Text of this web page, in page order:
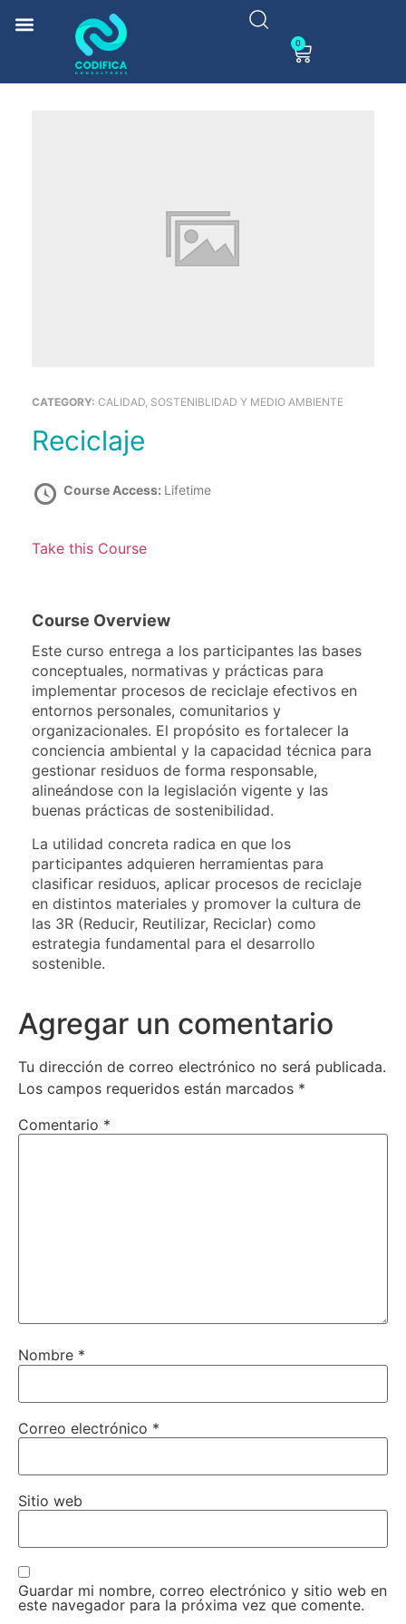
0
CATEGORY: CALIDAD, SOSTENIBLIDAD Y MEDIO AMBIENTE
Reciclaje
Course Access: Lifetime
Take this Course
Course Overview
Este curso entrega a los participantes las bases
conceptuales, normativas y prácticas para
implementar procesos de reciclaje efectivos en
entornos personales, comunitarios y
organizacionales. El propósito es fortalecer la
conciencia ambiental y la capacidad técnica para
gestionar residuos de forma responsable,
alineándose con la legislación vigente y las
buenas prácticas de sostenibilidad.
La utilidad concreta radica en que los
participantes adquieren herramientas para
clasificar residuos, aplicar procesos de reciclaje
en distintos materiales y promover la cultura de
las 3R (Reducir, Reutilizar, Reciclar) como
estrategia fundamental para el desarrollo
sostenible.
Agregar un comentario
Tu dirección de correo electrónico no será publicada.
Los campos requeridos están marcados *
Comentario *
Nombre *
Correo electrónico *
Sitio web
Guardar mi nombre, correo electrónico y sitio web en
este navegador para la próxima vez que comente.